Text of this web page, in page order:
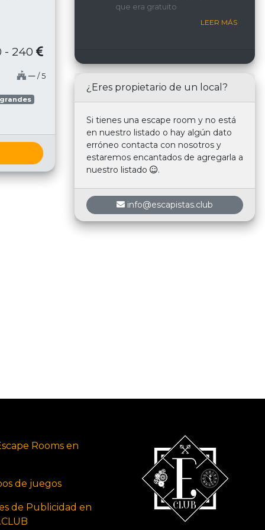
- 240
─ / 5
nosotros.
que era gratuito
LEER MÁS
¿Eres propietario de un local?
Si tienes una escape room y no está
en nuestro listado o hay algún dato
erróneo contacta con nosotros y
estaremos encantados de agregarla a
nuestro listado
.
info@escapistas.club
Rooms en
de juegos
de Publicidad en